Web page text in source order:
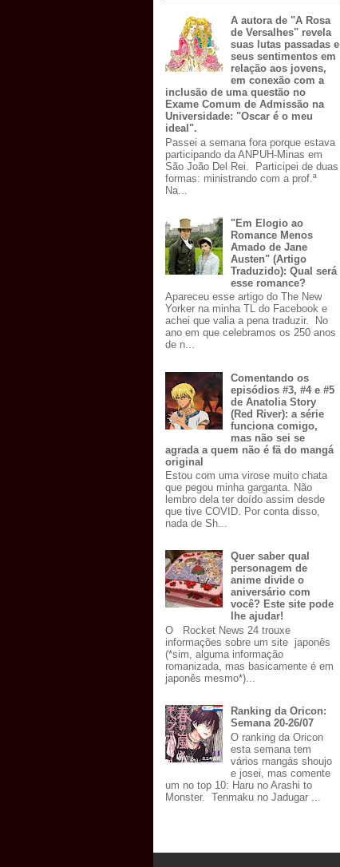
A autora de "A Rosa
de Versalhes" revela
suas lutas passadas e
seus sentimentos em
relação aos jovens,
em conexão com a
inclusão de uma questão no
Exame Comum de Admissão na
Universidade: "Oscar é o meu
ideal".
Passei a semana fora porque estava
participando da ANPUH-Minas em
São João Del Rei. Participei de duas
formas: ministrando com a prof.ª
Na...
"Em Elogio ao
Romance Menos
Amado de Jane
Austen" (Artigo
Traduzido): Qual será
esse romance?
Apareceu esse artigo do The New
Yorker na minha TL do Facebook e
achei que valia a pena traduzir. No
ano em que celebramos os 250 anos
de n...
Comentando os
episódios #3, #4 e #5
de Anatolia Story
(Red River): a série
funciona comigo,
mas não sei se
agrada a quem não é fã do mangá
original
Estou com uma virose muito chata
que pegou minha garganta. Não
lembro dela ter doído assim desde
que tive COVID. Por conta disso,
nada de Sh...
Quer saber qual
personagem de
anime divide o
aniversário com
você? Este site pode
lhe ajudar!
O Rocket News 24 trouxe
informações sobre um site japonês
(*sim, alguma informação
romanizada, mas basicamente é em
japonês mesmo*)...
Ranking da Oricon:
Semana 20-26/07
O ranking da Oricon
esta semana tem
vários mangás shoujo
e josei, mas comente
um no top 10: Haru no Arashi to
Monster. Tenmaku no Jadugar ...